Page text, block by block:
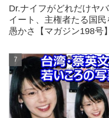
Dr.ナイフがどれだけヤ
イート、主権者たる国
愚かさ【マガジン198号】